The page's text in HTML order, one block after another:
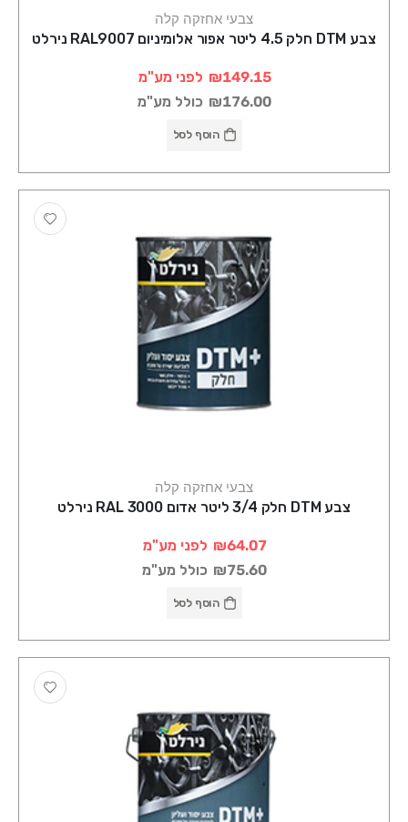
צבעי אחזקה קלה
צבע DTM חלק 4.5 ליטר אפור אלומיניום RAL9007 נירלט
₪149.15 לפני מע"מ
₪176.00 כולל מע"מ
הוסף לסל
צבעי אחזקה קלה
צבע DTM חלק 3/4 ליטר אדום RAL 3000 נירלט
₪64.07 לפני מע"מ
₪75.60 כולל מע"מ
הוסף לסל